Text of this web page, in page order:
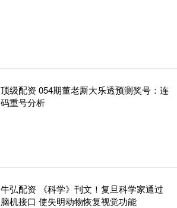
顶级配资 054期董老厮大乐透预测奖号：连
码重号分析
牛弘配资 《科学》刊文！复旦科学家通过
脑机接口 使失明动物恢复视觉功能